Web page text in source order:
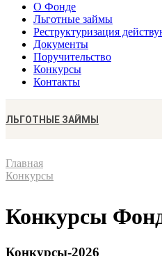
О Фонде
Льготные займы
Реструктуризация
Документы
Поручительство
Конкурсы
Контакты
ЛЬГОТНЫЕ ЗАЙМЫ
Главная
Конкурсы
Конкурсы
Конкурсы-2026